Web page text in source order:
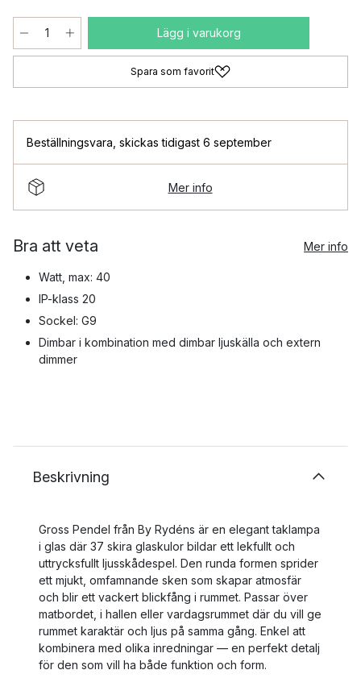
Lägg i varukorg
Spara som favorit
Beställningsvara skickas tidigast 6 september
Mer info
Bra att veta Mer info
Watt, max: 40
IP-klass 20
Sockel: G9
Dimbar i kombination med dimbar ljuskälla och extern
dimmer
Beskrivning
Gross Pendel från By Rydéns är en elegant taklampa
i glas där 37 skira glaskulor bildar ett lekfullt och
uttrycksfullt ljusskådespel. Den runda formen sprider
ett mjukt, omfamnande sken som skapar atmosfär
och blir ett vackert blickfång i rummet. Passar över
matbordet, i hallen eller vardagsrummet där du vill ge
rummet karaktär och ljus på samma gång. Enkel att
kombinera med olika inredningar — en perfekt detalj
för den som vill ha både funktion och form.